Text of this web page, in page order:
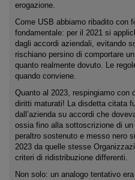
erogazione.
Come USB abbiamo ribadito con
fondamentale: per il 2021 si
dagli accordi aziendali, evitando
rischiano persino di comportare
quanto realmente dovuto. Le
quando conviene.
Quanto al 2023, respingiamo con
diritti maturati! La disdetta citata
dall’azienda su accordi che
ossia fino alla sottoscrizione di
peraltro sostenuto e messo nero
2023 da quelle stesse
criteri di ridistribuzione differenti.
Non solo: un analogo tentativo